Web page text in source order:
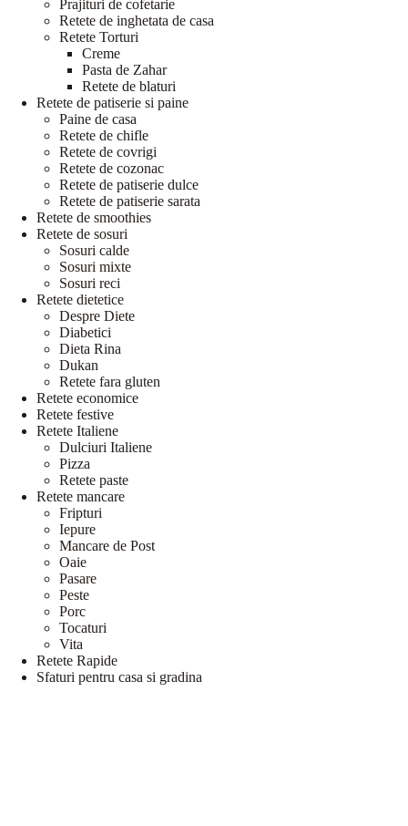
Prajituri de cofetarie
Retete de inghetata de casa
Retete Torturi
Creme
Pasta de Zahar
Retete de blaturi
Retete de patiserie si paine
Paine de casa
Retete de chifle
Retete de covrigi
Retete de cozonac
Retete de patiserie dulce
Retete de patiserie sarata
Retete de smoothies
Retete de sosuri
Sosuri calde
Sosuri mixte
Sosuri reci
Retete dietetice
Despre Diete
Diabetici
Dieta Rina
Dukan
Retete fara gluten
Retete economice
Retete festive
Retete Italiene
Dulciuri Italiene
Pizza
Retete paste
Retete mancare
Fripturi
Iepure
Mancare de Post
Oaie
Pasare
Peste
Porc
Tocaturi
Vita
Retete Rapide
Sfaturi pentru casa si gradina